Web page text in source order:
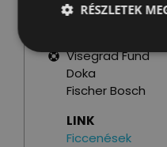
SUPPORTERS
Visegrad Fund
Doka
Fischer Bosch
LINK
Ficcenések
RÉSZLETEK